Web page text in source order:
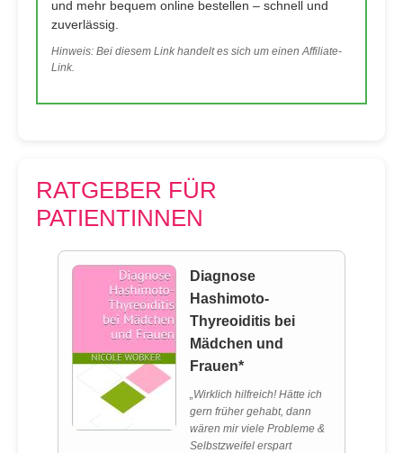
und mehr bequem online bestellen – schnell und
zuverlässig.
Hinweis: Bei diesem Link handelt es sich um einen Affiliate-
Link.
RATGEBER FÜR
PATIENTINNEN
Diagnose
Hashimoto-
Thyreoiditis bei
Mädchen und
Frauen*
„Wirklich hilfreich! Hätte ich
gern früher gehabt, dann
wären mir viele Probleme &
Selbstzweifel erspart